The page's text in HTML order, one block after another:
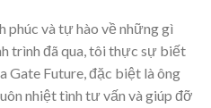
phúc và tự hào về những gì
trình đã qua, tôi thực sự biết
Gate Future, đặc biệt là ông
nhiệt tình tư vấn và giúp đỡ